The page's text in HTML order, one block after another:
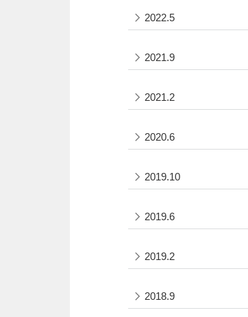
2022.5
2021.9
2021.2
2020.6
2019.10
2019.6
2019.2
2018.9